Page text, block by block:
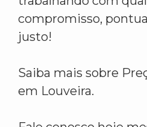
compromisso,
justo!
Saiba mais sobre
em Louveira.